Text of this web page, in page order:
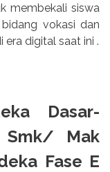
membekali siswa
vokasi dan
digital saat ini .
Dasar-
Smk/ Mak
Fase E